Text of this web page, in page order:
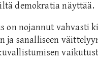
demokratia näyttää.
on nojannut vahvasti
ja sanalliseen